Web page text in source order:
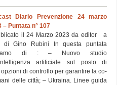
Diario Prevenzione 24 marzo
– Puntata n° 107
il 24 Marzo 2023 da editor a
di Gino Rubini In questa puntata
di : – Nuovo studio
artificiale sul posto di
di controllo per garantire la co-
delle città; – Ukraina. Linee guida